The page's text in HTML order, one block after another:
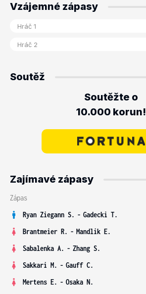
Vzájemné zápasy
Soutěž
Soutěžte o
10.000 korun!
Zajímavé zápasy
Zápas
Ryan Ziegann S. - Gadecki T.
Brantmeier R. - Mandlik E.
Sabalenka A. - Zhang S.
Sakkari M. - Gauff C.
Mertens E. - Osaka N.